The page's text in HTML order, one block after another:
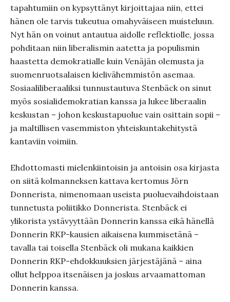
tapahtumiin on kypsyttänyt kirjoittajaa niin, ettei
hänen ole tarvis tukeutua omahyväiseen muisteluun.
Nyt hän on voinut antautua aidolle reflektiolle, jossa
pohditaan niin liberalismin aatetta ja populismin
haastetta demokratialle kuin Venäjän olemusta ja
suomenruotsalaisen kielivähemmistön asemaa.
Sosiaaliliberaaliksi tunnustautuva Stenbäck on sinut
myös sosialidemokratian kanssa ja lukee liberaalin
keskustan – johon keskustapuolue vain osittain sopii –
ja maltillisen vasemmiston yhteiskuntakehitystä
kantaviin voimiin.
Ehdottomasti mielenkiintoisin ja antoisin osa kirjasta
on siitä kolmanneksen kattava kertomus Jörn
Donnerista, nimenomaan useista puoluevaihdoistaan
tunnetusta poliitikko Donnerista. Stenbäck ei
ylikorista ystävyyttään Donnerin kanssa eikä hänellä
Donnerin RKP-kausien aikaisena kummisetänä –
tavalla tai toisella Stenbäck oli mukana kaikkien
Donnerin RKP-ehdokkuuksien järjestäjänä – aina
ollut helppoa itsenäisen ja joskus arvaamattoman
Donnerin kanssa.